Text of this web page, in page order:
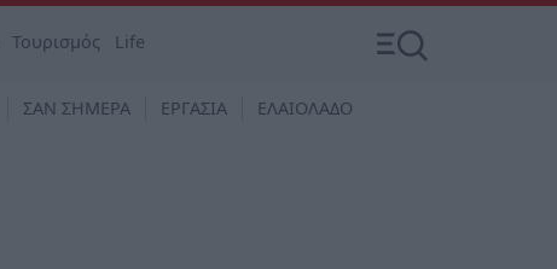
Τουρισμός Life
ΣΑΝ ΣΗΜΕΡΑ ΕΡΓΑΣΙΑ ΕΛΑΙΟΛΑΔΟ